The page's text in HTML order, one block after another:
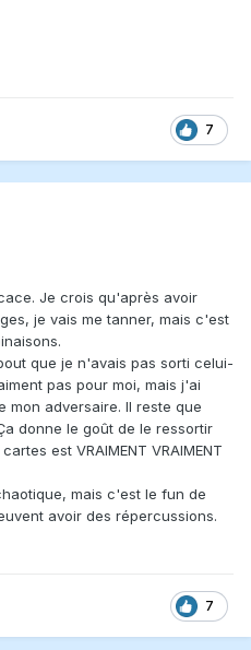
7
Je crois qu'après avoir
je vais me tanner, mais c'est
que je n'avais pas sorti celui-
pas pour moi, mais j'ai
mon adversaire. Il reste que
donne le goût de le ressortir
est VRAIMENT VRAIMENT
mais c'est le fun de
avoir des répercussions.
7